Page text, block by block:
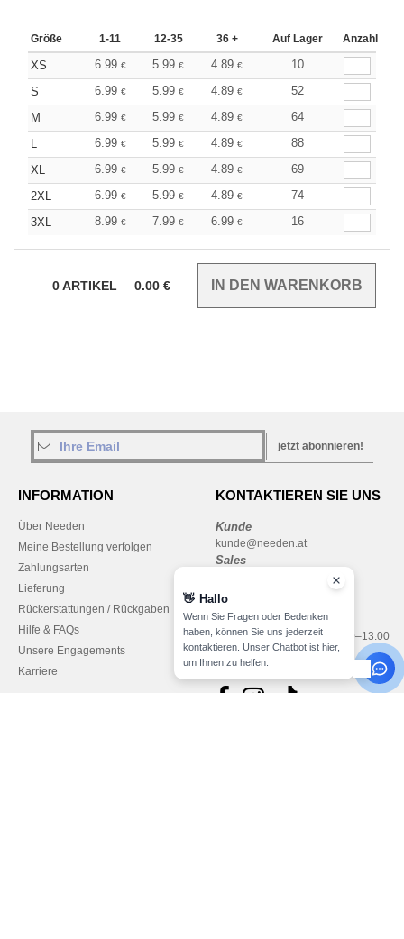
Größe 1-11 12-35 36 + Auf Lager Anzahl
XS 6.99 € 5.99 € 4.89 €
10
S
6.99 € 5.99 € 4.89 €
52
M
6.99 € 5.99 € 4.89 €
64
L
6.99 € 5.99 € 4.89 €
88
XL
6.99 € 5.99 € 4.89 €
69
2XL
6.99 € 5.99 € 4.89 €
74
3XL
8.99 € 7.99 € 6.99 € 16
0ARTIKEL 0.00 €
jetzt abonnieren!
INFORMATION
Über Needen
Meine Bestellung verfolgen
Zahlungsarten
Lieferung
Rückerstattungen / Rückgaben
Hilfe & FAQs
Unsere Engagements
Karriere
KONTAKTIEREN SIE UNS
Kunde
kunde@needen.at
Sales
0800 018 026
Montag – Donnerstag: 10:00–13:00
& 14:00–17:30
👋 Hallo
Wenn Sie Fragen oder Bedenken
haben, können Sie uns jederzeit
kontaktieren. Unser Chatbot ist hier,
um Ihnen zu helfen.